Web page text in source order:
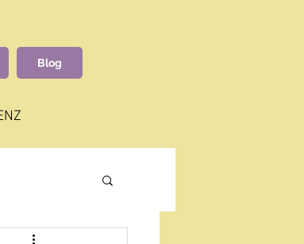
Blog